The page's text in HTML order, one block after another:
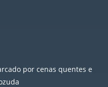
por cenas quentes e